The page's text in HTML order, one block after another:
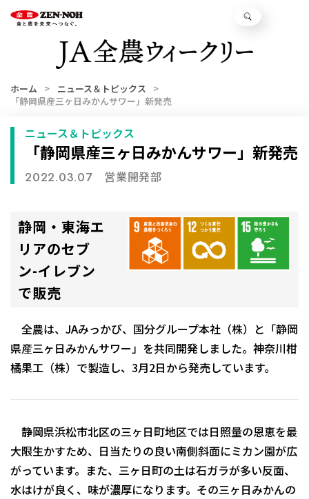
ホーム
ニュース＆トピックス
「静岡県産三ヶ日みかんサワー」新発売
ニュース＆トピックス
「静岡県産三ヶ日みかんサワー」新発売
2022.03.07 営業開発部
静岡・東海エ
リアのセブ
ン-イレブン
で販売
全農は、JAみっかび、国分グループ本社（株）と「静岡
県産三ヶ日みかんサワー」を共同開発しました。神奈川柑
橘果工（株）で製造し、3月2日から発売しています。
静岡県浜松市北区の三ヶ日町地区では日照量の恩恵を最
大限生かすため、日当たりの良い南側斜面にミカン園が広
がっています。また、三ヶ日町の土は石ガラが多い反面、
水はけが良く、味が濃厚になります。その三ヶ日みかんの